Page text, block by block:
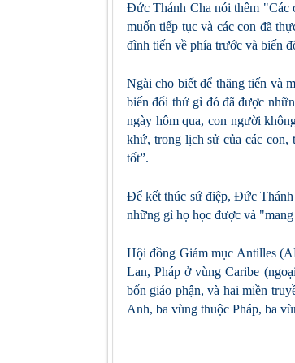
Đức Thánh Cha nói thêm "Các
muốn tiếp tục và các con đã
đình tiến về phía trước và biến
Ngài cho biết để thăng tiến và
biến đổi thứ gì đó đã được
ngày hôm qua, con người
khứ, trong lịch sử của các con,
tốt”.
Để kết thúc sứ điệp, Đức Thánh
những gì họ học được và
Hội đồng Giám mục Antilles
Lan, Pháp ở vùng Caribe
bốn giáo phận, và hai miền
Anh, ba vùng thuộc Pháp, ba